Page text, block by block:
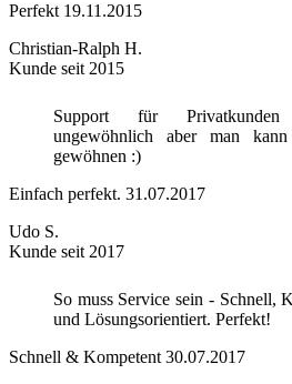
Perfekt 19.11.2015
Christian-Ralph H.
Kunde seit 2015
Support für
ungewöhnlich aber man
gewöhnen :)
Einfach perfekt. 31.07.2017
Udo S.
Kunde seit 2017
So muss Service sein - Schnell,
und Lösungsorientiert. Perfekt!
Schnell & Kompetent 30.07.2017